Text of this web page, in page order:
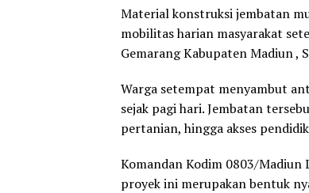
Material konstruksi jembatan
mobilitas harian masyarakat
Gemarang Kabupaten Madiun ,
Warga setempat menyambut
sejak pagi hari. Jembatan
pertanian, hingga akses
Komandan Kodim 0803/
proyek ini merupakan bentuk